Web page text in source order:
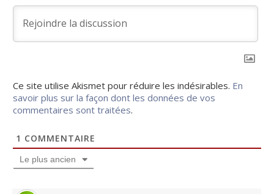
Ce site utilise Akismet pour réduire les indésirables. En
savoir plus sur la façon dont les données de vos
commentaires sont traitées.
1 COMMENTAIRE
Le plus ancien